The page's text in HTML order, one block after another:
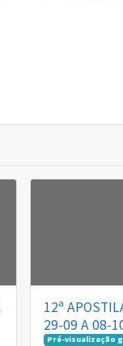
12ª
29-09 A 08-
Pré-visualização